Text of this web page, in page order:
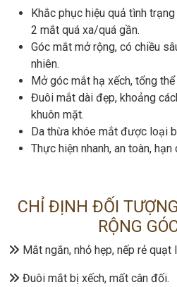
Khắc phục hiệu quả tình
2 mắt quá xa/quá gần.
Góc mắt mở rộng, có chiều
nhiên.
Mở góc mắt hạ xếch, tổng
Đuôi mắt dài đẹp, khoảng
khuôn mặt.
Da thừa khóe mắt được loại
Thực hiện nhanh, an toàn,
CHỈ ĐỊNH ĐỐI
RỘNG
Mắt ngắn, nhỏ hẹp, nếp rẻ quạt
Đuôi mắt bị xếch, mất cân đối.